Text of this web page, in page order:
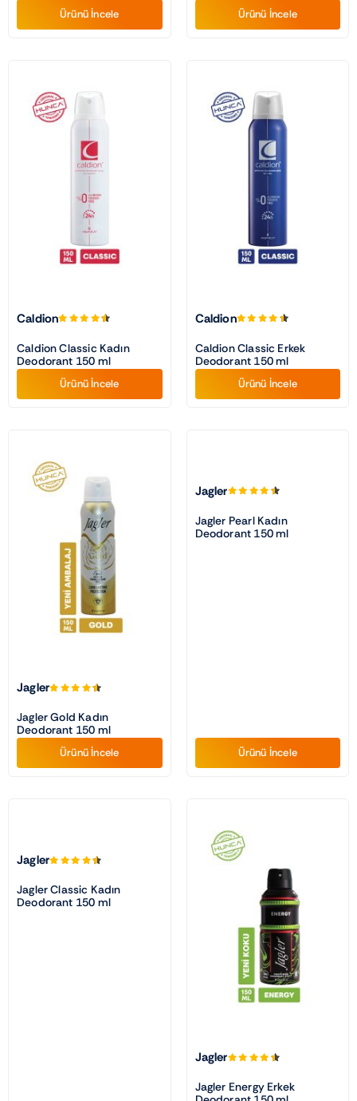
Ürünü İncele Ürünü İncele
Caldion
Caldion Classic Kadın
Deodorant 150 ml
Ürünü İncele
Caldion
Caldion Classic Erkek
Deodorant 150 ml
Ürünü İncele
Jagler
Jagler Gold Kadın
Deodorant 150 ml
Ürünü İncele
Jagler
Jagler Pearl Kadın
Deodorant 150 ml
Ürünü İncele
Jagler
Jagler Classic Kadın
Deodorant 150 ml
Jagler
Jagler Energy Erkek